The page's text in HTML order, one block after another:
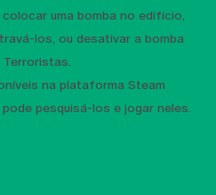
uma bomba no edifício,
los, ou desativar a bomba
na plataforma Steam
pesquisá-los e jogar neles.